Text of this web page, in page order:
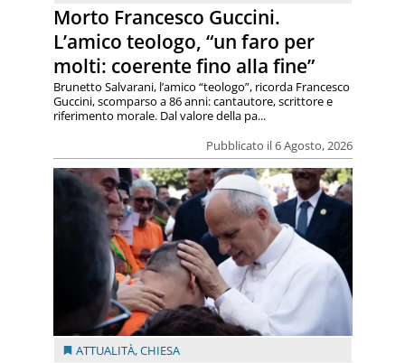
Morto Francesco Guccini.
L’amico teologo, “un faro per
molti: coerente fino alla fine”
Pubblicato il 6 Agosto, 2026
Brunetto Salvarani, l’amico “teologo”, ricorda Francesco
Guccini, scomparso a 86 anni: cantautore, scrittore e
riferimento morale. Dal valore della pa...
ATTUALITÀ,CHIESA